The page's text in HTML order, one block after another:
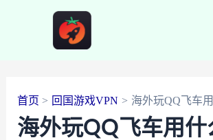
首页 回国游戏VPN 海外玩QQ飞车
海外玩QQ飞车用什